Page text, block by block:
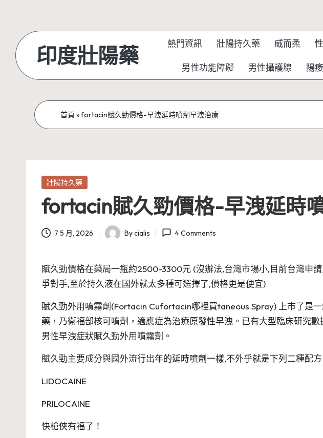
content
印度壯陽藥 熱門資訊 壯陽持久藥 威而柔
男性功能障礙 男性攝護腺 陽
首頁 »fortacin賦久勁價格-早洩延時噴劑早洩治療
Posted
壯陽持久藥
fortacin賦久勁價格-早洩延時
7 5 月, 2026
Posted
Bycialis 4 Comments
賦久勁價格在藥局一瓶約2500-3300元 (沒辦法,台灣市場小,目前台灣申
爭對手,至於持久液在國外就太多種可選擇了,價格更是便宜)
賦久勁外用噴霧劑(Fortacin Cufortacin哪裡買taneous Spray) 上市了是
藥，乃衛福部核可噴劑，適應症為治療原發性早洩。已有大型臨床研究
男性早洩症狀賦久勁外用噴霧劑。
賦久勁主要成分與國外流行出年的延時噴劑一樣,不外乎就是下列二種配方
LIDOCAINE
PRILOCAINE
快槍俠有福了！